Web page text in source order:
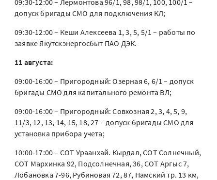
09:30-12:00 – Лермонтова 96/1, 98, 98/1, 100, 100/1 –
допуск бригады СМО для подключения КЛ;
09:30-12:00 – Кеши Алексеева 1, 3, 5, 5/1 – работы по
заявке Якутскэнергосбыт ПАО ДЭК.
11 августа:
09:00-16:00 – Пригородный: Озерная 6, 6/1 – допуск
бригады СМО для капитального ремонта ВЛ;
09:00-16:00 – Пригородный: Совхозная 2, 3, 4, 5, 9,
11/3, 12, 13, 14, 15, 18, 27 – допуск бригады СМО для
установка прибора учета;
10:00-17:00 – СОТ Ураанхай. Кырдал, СОТ Солнечный,
СОТ Мархинка 92, Подсолнечная, 36, СОТ Аргыс 7,
Лобановка 7-96, Рубиновая 72, 87, Намский тр. 13 км,